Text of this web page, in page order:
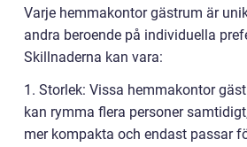
Varje hemmakontor gästrum är
andra beroende på individuella
Skillnaderna kan vara:
1. Storlek: Vissa hemmakontor
kan rymma flera personer
mer kompakta och endast passar